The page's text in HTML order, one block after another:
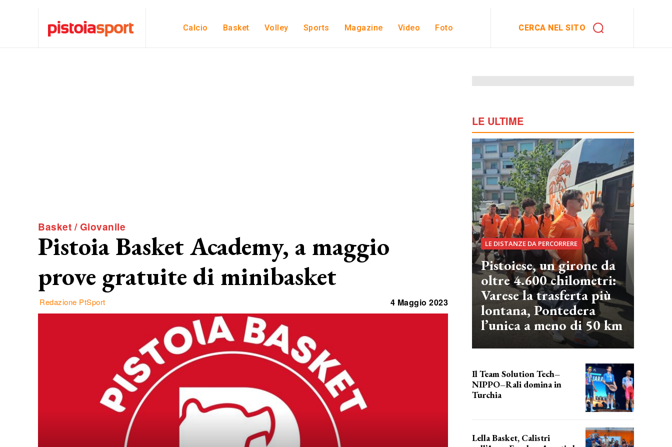
Calcio Basket Volley Sports Magazine Video Foto CERCA NEL SITO
Basket / Giovanile
Pistoia Basket Academy, a maggio
prove gratuite di minibasket
Redazione PtSport 4 Maggio 2023
LE ULTIME
LE DISTANZE DA PERCORRERE
Pistoiese, un girone da
oltre 4.600 chilometri:
Varese la trasferta più
lontana, Pontedera
l’unica a meno di 50 km
Il Team Solution Tech–
NIPPO–Rali domina in
Turchia
Lella Basket, Calistri